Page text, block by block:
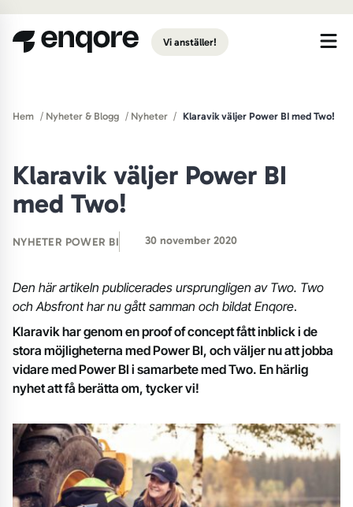
Vi anställer!
Hem / Nyheter & Blogg / Nyheter / Klaravik väljer Power BI med Two!
Klaravik väljer Power BI
med Two!
NYHETER POWER BI 30 november 2020
Den här artikeln publicerades ursprungligen av Two. Two
och Absfront har nu gått samman och bildat Enqore.
Klaravik har genom en proof of concept fått inblick i de
stora möjligheterna med Power BI, och väljer nu att jobba
vidare med Power BI i samarbete med Two. En härlig
nyhet att få berätta om, tycker vi!